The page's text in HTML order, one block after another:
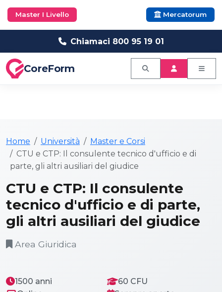
Chiamaci 800 95 19 01
CoreForm
Home Università
Master e Corsi
CTU e CTP: Il consulente tecnico d'ufficio e di
parte, gli altri ausiliari del giudice
Master I Livello Mercatorum
CTU e CTP: Il consulente
tecnico d'ufficio e di parte,
gli altri ausiliari del giudice
Area Giuridica
1500 anni
60 CFU